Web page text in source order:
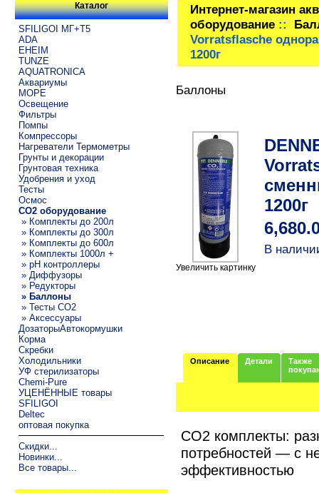
Каталог
SFILIGOI МГ+Т5
ADA
EHEIM
TUNZE
AQUATRONICA
Аквариумы
МОРЕ
Освещение
Фильтры
Помпы
Компрессоры
Нагреватели Термометры
Грунты и декорации
Грунтовая техника
Удобрения и уход
Тесты
Осмос
CO2 оборудование
» Комплекты до 200л
» Комплекты до 300л
» Комплекты до 600л
» Комплекты 1000л +
» pH контроллеры
» Диффузоры
» Редукторы
» Баллоны
» Тесты CO2
» Аксессуары
ДозаторыАвтокормушки
Корма
Скребки
Холодильники
УФ стерилизаторы
Chemi-Pure
УЦЕНЁННЫЕ товары
SFILIGOI
Deltec
оптовая покупка
Скидки...
Новинки...
Все товары...
Интернет-магазин
оборудование::
Vorratsflasche
1200г
Баллоны
Увеличить картинку
1200г
В
Описание Детали
Также
CO2 комплекты:
потребностей — с
эффективностью